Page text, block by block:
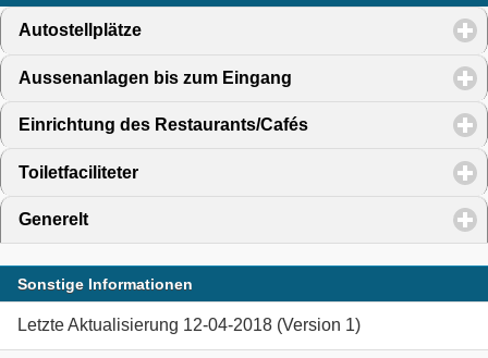
Autostellplätze
Aussenanlagen bis zum Eingang click to expand
Einrichtung des Restaurants/Cafés click to expand
Toiletfaciliteter
Generelt
Sonstige Informationen
Letzte Aktualisierung 12-04-2018 (Version 1)